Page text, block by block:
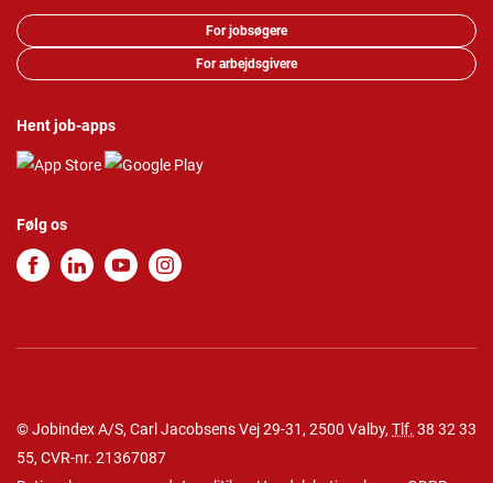
For jobsøgere
For arbejdsgivere
Hent job-apps
Følg os
© Jobindex A/S, Carl Jacobsens Vej 29-31, 2500 Valby, Tlf. 38 32 33
55, CVR-nr. 21367087